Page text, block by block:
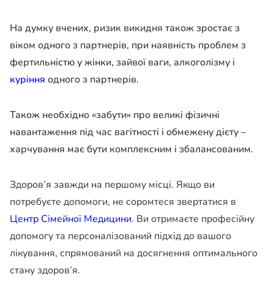
На думку вчених, ризик викидня також зростає з
віком одного з партнерів, при наявність проблем з
фертильністю у жінки, зайвої ваги, алкоголізму і
куріння одного з партнерів.
Також необхідно «забути» про великі фізичні
навантаження під час вагітності і обмежену дієту –
харчування має бути комплексним і збалансованим.
Здоров’я завжди на першому місці. Якщо ви
потребуєте допомоги, не соромтеся звертатися в
Центр Сімейної Медицини. Ви отримаєте професійну
допомогу та персоналізований підхід до вашого
лікування, спрямований на досягнення оптимального
стану здоров’я.